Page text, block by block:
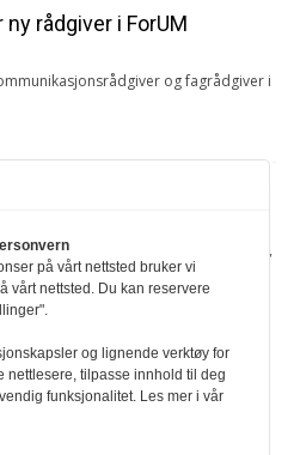
rådgiver i ForUM
og fagrådgiver i
7 års fengsel
total kontroll over alle offisielle medier,
lese denne må du ha abonnement
Årsabonnement, Månedsabonnement
på vårt nettsted bruker vi
vårt nettsted. Du kan reservere
og lignende verktøy for
nettlesere, tilpasse innhold til deg
funksjonalitet. Les mer i vår